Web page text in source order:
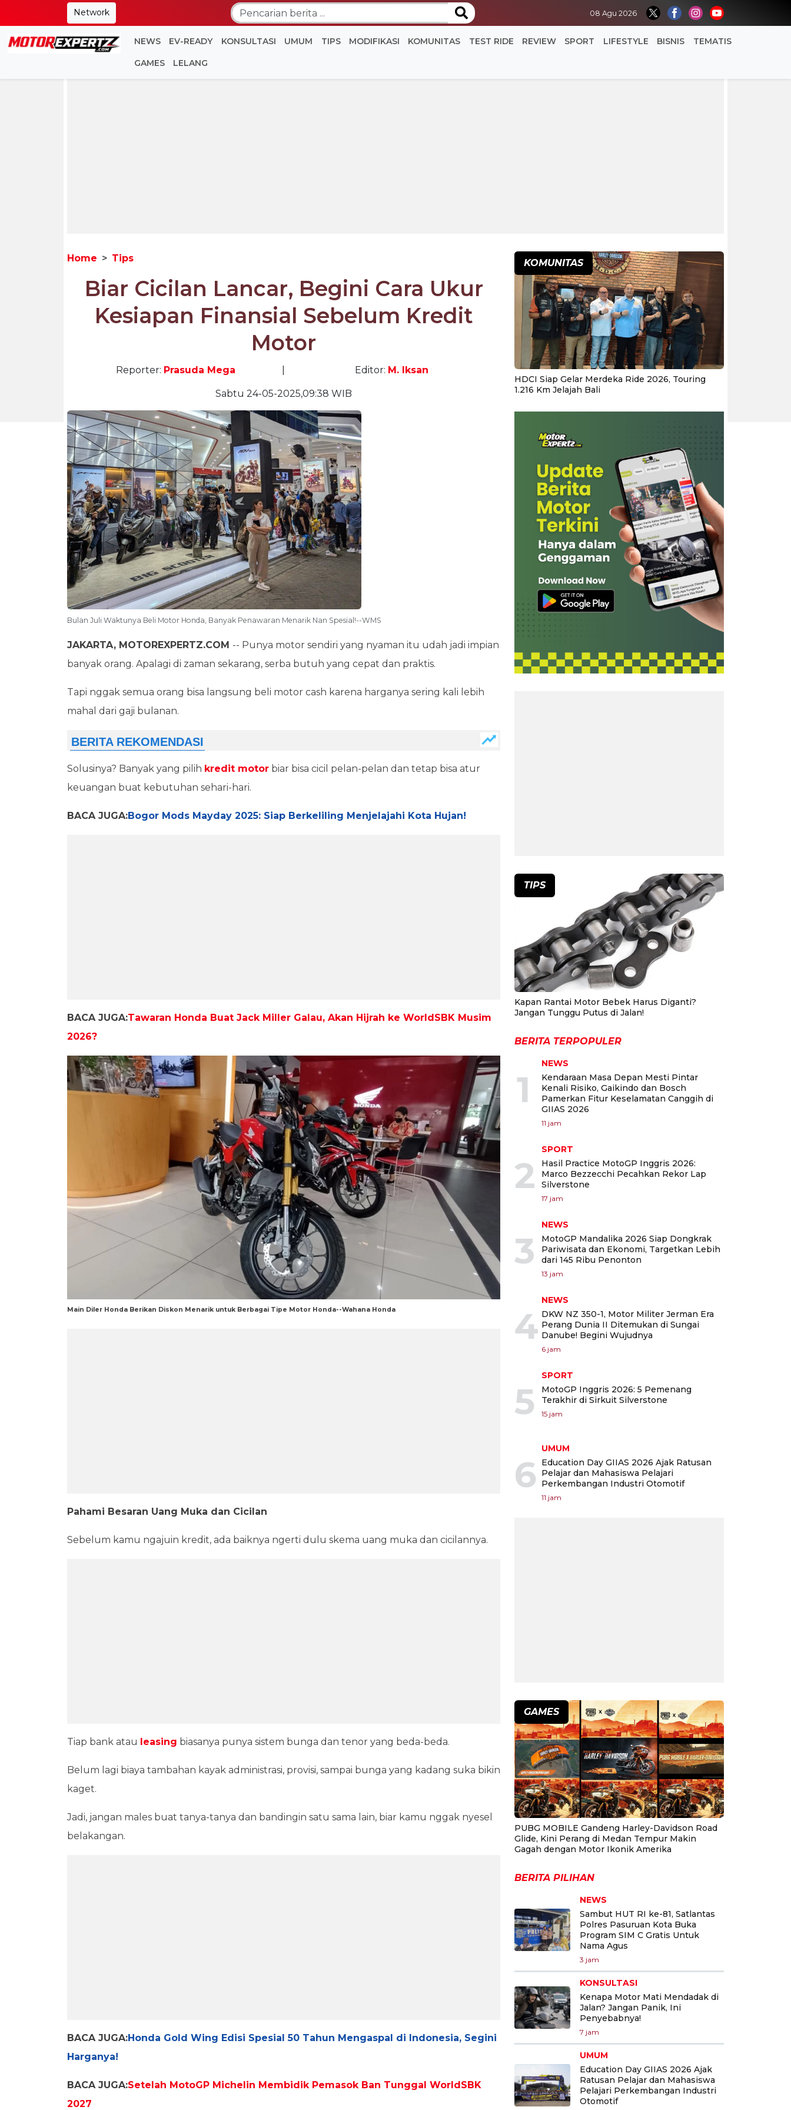
Network 08 Agu 2026
NEWS EV-READY KONSULTASI UMUM TIPS MODIFIKASI KOMUNITAS TEST RIDE REVIEW SPORT LIFESTYLE BISNIS TEMATIS
GAMES LELANG
Home Tips
Biar Cicilan Lancar, Begini Cara Ukur
Kesiapan Finansial Sebelum Kredit
Motor
Reporter: Prasuda Mega Editor: M. Iksan
Sabtu 24-05-2025,09:38 WIB
Bulan Juli Waktunya Beli Motor Honda, Banyak Penawaran Menarik Nan Spesial!--WMS
JAKARTA, MOTOREXPERTZ.COM -- Punya motor sendiri yang nyaman itu udah jadi impian
banyak orang. Apalagi di zaman sekarang, serba butuh yang cepat dan praktis.
Tapi nggak semua orang bisa langsung beli motor cash karena harganya sering kali lebih
mahal dari gaji bulanan.
Solusinya? Banyak yang pilih kredit motor biar bisa cicil pelan-pelan dan tetap bisa atur
keuangan buat kebutuhan sehari-hari.
BACA JUGA:Bogor Mods Mayday 2025: Siap Berkeliling Menjelajahi Kota Hujan!
BACA JUGA:Tawaran Honda Buat Jack Miller Galau, Akan Hijrah ke WorldSBK Musim
2026?
Main Diler Honda Berikan Diskon Menarik untuk Berbagai Tipe Motor Honda--Wahana Honda
Pahami Besaran Uang Muka dan Cicilan
Sebelum kamu ngajuin kredit, ada baiknya ngerti dulu skema uang muka dan cicilannya.
Tiap bank atau leasing biasanya punya sistem bunga dan tenor yang beda-beda.
Belum lagi biaya tambahan kayak administrasi, provisi, sampai bunga yang kadang suka bikin
kaget.
Jadi, jangan males buat tanya-tanya dan bandingin satu sama lain, biar kamu nggak nyesel
belakangan.
BACA JUGA:Honda Gold Wing Edisi Spesial 50 Tahun Mengaspal di Indonesia, Segini
Harganya!
BACA JUGA:Setelah MotoGP Michelin Membidik Pemasok Ban Tunggal WorldSBK
2027
KOMUNITAS
HDCI Siap Gelar Merdeka Ride 2026, Touring
1.216 Km Jelajah Bali
TIPS
Kapan Rantai Motor Bebek Harus Diganti?
Jangan Tunggu Putus di Jalan!
BERITA TERPOPULER
1
NEWS
Kendaraan Masa Depan Mesti Pintar
Kenali Risiko, Gaikindo dan Bosch
Pamerkan Fitur Keselamatan Canggih di
GIIAS 2026
11 jam
2
SPORT
Hasil Practice MotoGP Inggris 2026:
Marco Bezzecchi Pecahkan Rekor Lap
Silverstone
17 jam
3
NEWS
MotoGP Mandalika 2026 Siap Dongkrak
Pariwisata dan Ekonomi, Targetkan Lebih
dari 145 Ribu Penonton
13 jam
4
NEWS
DKW NZ 350-1, Motor Militer Jerman Era
Perang Dunia II Ditemukan di Sungai
Danube! Begini Wujudnya
6 jam
5
SPORT
MotoGP Inggris 2026: 5 Pemenang
Terakhir di Sirkuit Silverstone
15 jam
6
UMUM
Education Day GIIAS 2026 Ajak Ratusan
Pelajar dan Mahasiswa Pelajari
Perkembangan Industri Otomotif
11 jam
GAMES
PUBG MOBILE Gandeng Harley-Davidson Road
Glide, Kini Perang di Medan Tempur Makin
Gagah dengan Motor Ikonik Amerika
BERITA PILIHAN
NEWS
Sambut HUT RI ke-81, Satlantas
Polres Pasuruan Kota Buka
Program SIM C Gratis Untuk
Nama Agus
3 jam
KONSULTASI
Kenapa Motor Mati Mendadak di
Jalan? Jangan Panik, Ini
Penyebabnya!
7 jam
UMUM
Education Day GIIAS 2026 Ajak
Ratusan Pelajar dan Mahasiswa
Pelajari Perkembangan Industri
Otomotif